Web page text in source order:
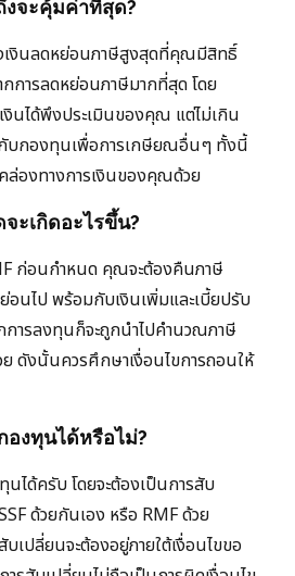
งจะคุ้มค่าที่สุด?
เงินลดหย่อนภาษีสูงสุดที่คุณมีสิทธิ์
กการลดหย่อนภาษีมากที่สุด โดย
นได้พึงประเมินของคุณ แต่ไม่เกิน
บกองทุนเพื่อการเกษียณอื่นๆ ทั้งนี้
ล่องทางการเงินของคุณด้วย
ะเกิดอะไรขึ้น?
ก่อนกำหนด คุณจะต้องคืนภาษี
อนไป พร้อมกับเงินเพิ่มและเบี้ยปรับ
การลงทุนก็จะถูกนำไปคำนวณภาษี
ดังนั้นควรศึกษาเงื่อนไขการถอนให้
องทุนได้หรือไม่?
ได้ครับ โดยจะต้องเป็นการสับ
ด้วยกันเอง หรือ RMF ด้วย
เปลี่ยนจะต้องอยู่ภายใต้เงื่อนไขขอ